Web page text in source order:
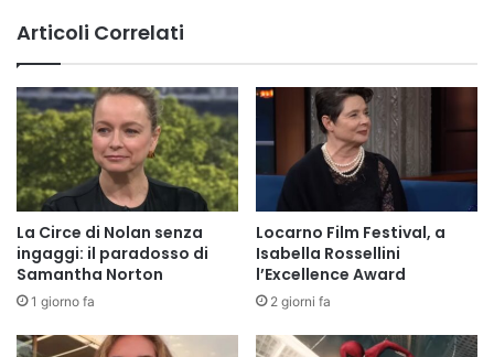
Articoli Correlati
La Circe di Nolan senza
ingaggi: il paradosso di
Samantha Norton
1 giorno fa
Locarno Film Festival, a
Isabella Rossellini
l’Excellence Award
2 giorni fa